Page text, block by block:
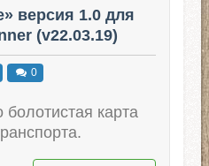
версия 1.0 для
(v22.03.19)
0
карта